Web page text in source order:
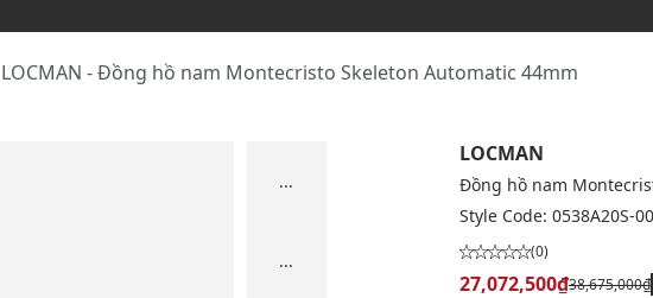
LOCMAN - Đồng hồ nam Montecristo Skeleton Automatic 44mm
...
...
LOCMAN
Đồng hồ nam
Style Code: 0538A20S-
(0)
27,072,500₫38,675,000₫